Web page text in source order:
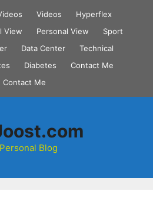
Videos
Hyperflex
View Personal View
Sport
Data Center
Technical
Diabetes
Contact Me
Contact Me
Blog